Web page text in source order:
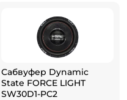
Сабвуфер Dynamic
State FORCE LIGHT
SW30D1-PC2